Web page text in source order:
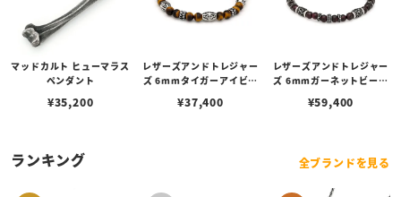
マッドカルト ヒューマラス
ペンダント
¥35,200
レザーズアンドトレジャー
ズ 6mmタイガーアイビー
¥37,400
レザーズアンドトレジャー
ズ 6mmガーネットビーズ
¥59,400
ランキング 全ブランドを見る